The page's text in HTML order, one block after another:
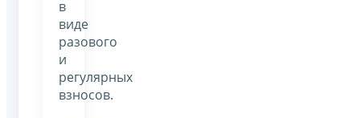
в
виде
разового
и
регулярных
взносов.